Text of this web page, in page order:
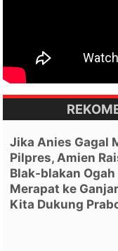
Jika Anies Gagal
Pilpres, Amien
Blak-blakan Ogah
Merapat ke
Kita Dukung